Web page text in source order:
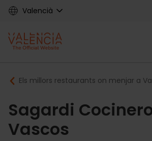
Skip
content
Valencià
Main
navigation
Breadcrumb
Els millors restaurants on menjar a
Sagardi
Vascos